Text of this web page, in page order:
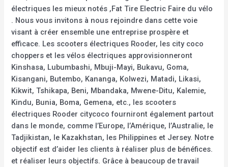
électriques les mieux notés ,Fat Tire Electric Faire du vélo
. Nous vous invitons à nous rejoindre dans cette voie
visant à créer ensemble une entreprise prospère et
efficace. Les scooters électriques Rooder, les city coco
choppers et les vélos électriques approvisionneront
Kinshasa, Lubumbashi, Mbuji-Mayi, Bukavu, Goma,
Kisangani, Butembo, Kananga, Kolwezi, Matadi, Likasi,
Kikwit, Tshikapa, Beni, Mbandaka, Mwene-Ditu, Kalemie,
Kindu, Bunia, Boma, Gemena, etc., les scooters
électriques Rooder citycoco fourniront également partout
dans le monde, comme l’Europe, l’Amérique, l’Australie, le
Tadjikistan, le Kazakhstan, les Philippines et Jersey. Notre
objectif est d’aider les clients à réaliser plus de bénéfices.
et réaliser leurs objectifs. Grâce à beaucoup de travail